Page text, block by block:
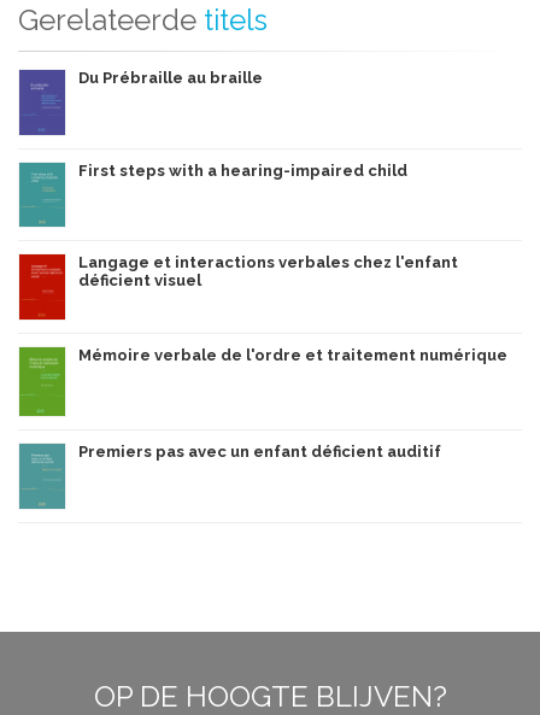
Gerelateerde titels
Du Prébraille au braille
First steps with a hearing-impaired child
Langage et interactions verbales chez l'enfant
déficient visuel
Mémoire verbale de l'ordre et traitement numérique
Premiers pas avec un enfant déficient auditif
OP DE HOOGTE BLIJVEN?